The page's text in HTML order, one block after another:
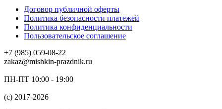
Договор публичной оферты
Политика безопасности платежей
Политика конфиденциальности
Пользовательское соглашение
+7 (985) 059-08-22
zakaz@mishkin-prazdnik.ru
ПН-ПТ 10:00 - 19:00
(c) 2017-2026